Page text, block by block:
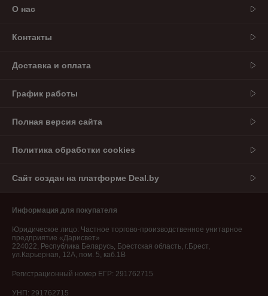
О нас
Контакты
Доставка и оплата
График работы
Полная версия сайта
Политика обработки cookies
Сайт создан на платформе Deal.by
Информация для покупателя
Юридическое лицо: Частное торгово-производственное унитарное
предприятие «Дарисвет»
224022, Республика Беларусь, Брестская область, г.Брест,
ул.Карьерная, 12А, пом. 5, каб.1В
Регистрационный номер ЕГР: 291762715
УНП: 291762715